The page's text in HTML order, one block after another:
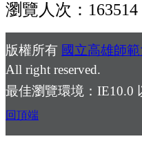
瀏覽人次：163514
版權所有 國立高雄師
All right reserved.
最佳瀏覽環境：IE10.0
回頂端